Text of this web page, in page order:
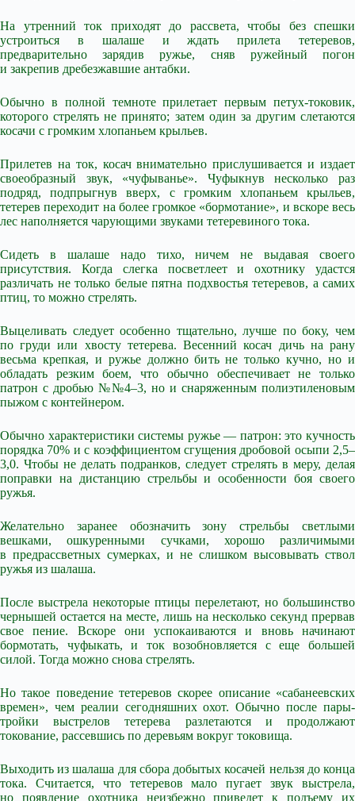
На утренний ток приходят до рассвета, чтобы без спешки
устроиться в шалаше и ждать прилета тетеревов,
предварительно зарядив ружье, сняв ружейный погон
и закрепив дребезжавшие антабки.
Обычно в полной темноте прилетает первым петух-токовик,
которого стрелять не принято; затем один за другим слетаются
косачи с громким хлопаньем крыльев.
Прилетев на ток, косач внимательно прислушивается и издает
своеобразный звук, «чуфыванье». Чуфыкнув несколько раз
подряд, подпрыгнув вверх, с громким хлопаньем крыльев,
тетерев переходит на более громкое «бормотание», и вскоре весь
лес наполняется чарующими звуками тетеревиного тока.
Сидеть в шалаше надо тихо, ничем не выдавая своего
присутствия. Когда слегка посветлеет и охотнику удастся
различать не только белые пятна подхвостья тетеревов, а самих
птиц, то можно стрелять.
Выцеливать следует особенно тщательно, лучше по боку, чем
по груди или хвосту тетерева. Весенний косач дичь на рану
весьма крепкая, и ружье должно бить не только кучно, но и
обладать резким боем, что обычно обеспечивает не только
патрон с дробью №№4–3, но и снаряженным полиэтиленовым
пыжом с контейнером.
Обычно характеристики системы ружье — патрон: это кучность
порядка 70% и с коэффициентом сгущения дробовой осыпи 2,5–
3,0. Чтобы не делать подранков, следует стрелять в меру, делая
поправки на дистанцию стрельбы и особенности боя своего
ружья.
Желательно заранее обозначить зону стрельбы светлыми
вешками, ошкуренными сучками, хорошо различимыми
в предрассветных сумерках, и не слишком высовывать ствол
ружья из шалаша.
После выстрела некоторые птицы перелетают, но большинство
чернышей остается на месте, лишь на несколько секунд прервав
свое пение. Вскоре они успокаиваются и вновь начинают
бормотать, чуфыкать, и ток возобновляется с еще большей
силой. Тогда можно снова стрелять.
Но такое поведение тетеревов скорее описание «сабанеевских
времен», чем реалии сегодняшних охот. Обычно после пары-
тройки выстрелов тетерева разлетаются и продолжают
токование, рассевшись по деревьям вокруг токовища.
Выходить из шалаша для сбора добытых косачей нельзя до конца
тока. Считается, что тетеревов мало пугает звук выстрела,
но появление охотника неизбежно приведет к подъему их